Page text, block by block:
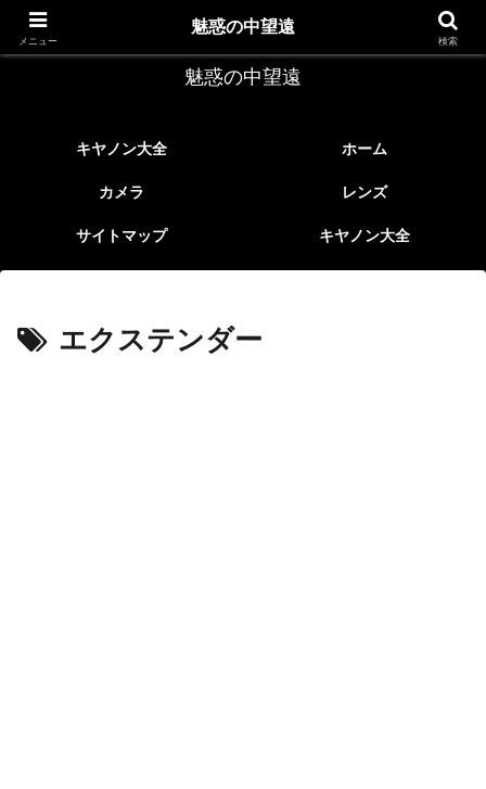
レトロなEFレンズ
魅惑の中望遠
キヤノン大全 ホーム
カメラ レンズ
サイトマップ キヤノン大全
エクステンダー
メニュー
魅惑の中望遠
検索